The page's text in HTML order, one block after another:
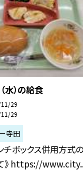
水）の給食
29
29
寺田
チボックス併用方式
》 https://